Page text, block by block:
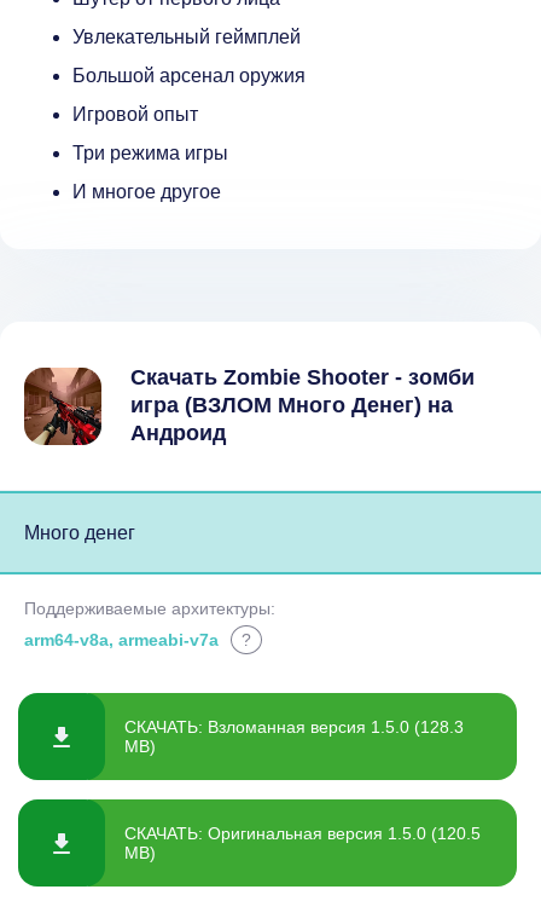
Увлекательный геймплей
Большой арсенал оружия
Игровой опыт
Три режима игры
И многое другое
Скачать Zombie Shooter - зомби
игра (ВЗЛОМ Много Денег) на
Андроид
Много денег
Поддерживаемые архитектуры:
arm64-v8a, armeabi-v7a
?
СКАЧАТЬ: Взломанная версия 1.5.0 (128.3
MB)
СКАЧАТЬ: Оригинальная версия 1.5.0 (120.5
MB)